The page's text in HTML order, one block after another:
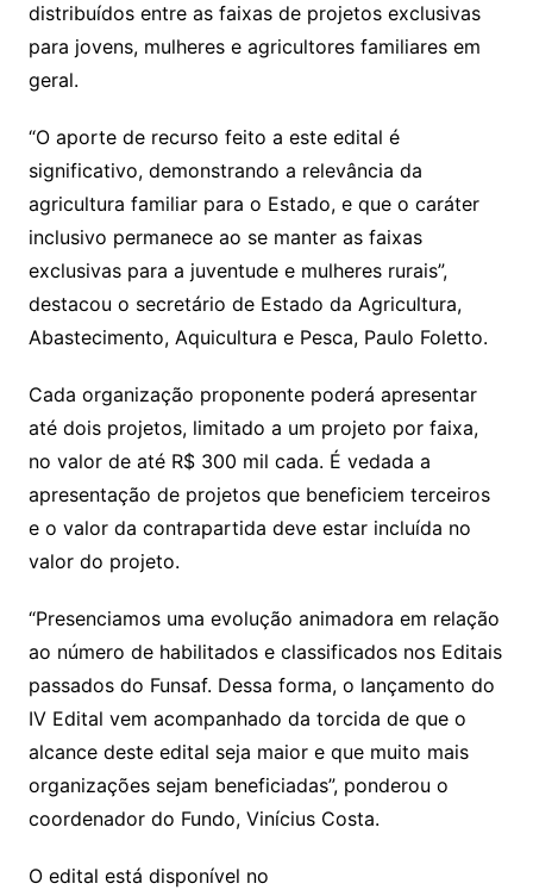
distribuídos entre as faixas de projetos exclusivas
para jovens, mulheres e agricultores familiares em
geral.
“O aporte de recurso feito a este edital é
significativo, demonstrando a relevância da
agricultura familiar para o Estado, e que o caráter
inclusivo permanece ao se manter as faixas
exclusivas para a juventude e mulheres rurais”,
destacou o secretário de Estado da Agricultura,
Abastecimento, Aquicultura e Pesca, Paulo Foletto.
Cada organização proponente poderá apresentar
até dois projetos, limitado a um projeto por faixa,
no valor de até R$ 300 mil cada. É vedada a
apresentação de projetos que beneficiem terceiros
e o valor da contrapartida deve estar incluída no
valor do projeto.
“Presenciamos uma evolução animadora em relação
ao número de habilitados e classificados nos Editais
passados do Funsaf. Dessa forma, o lançamento do
IV Edital vem acompanhado da torcida de que o
alcance deste edital seja maior e que muito mais
organizações sejam beneficiadas”, ponderou o
coordenador do Fundo, Vinícius Costa.
O edital está disponível no